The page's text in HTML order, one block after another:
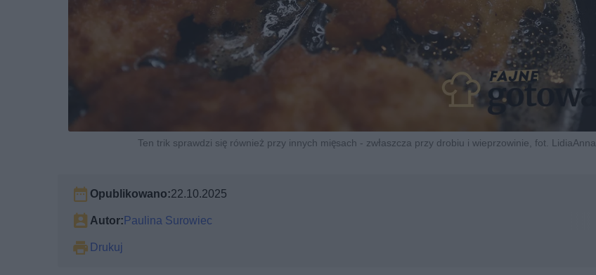
Ten trik sprawdzi się również przy innych mięsach - zwłaszcza przy drobiu i wieprzowinie, fot. LidiaAnna
Opublikowano:22.10.2025
Autor:Paulina Surowiec
Drukuj